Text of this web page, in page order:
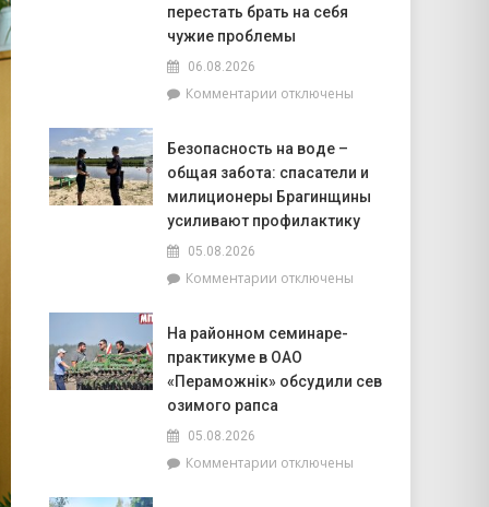
перестать брать на себя
чужие проблемы
06.08.2026
Комментариик
на
6
августа:
Овнам
сходить
на
Ракам
нужно
перестать
себя
отключены
Безопасность на воде –
общая забота: спасатели и
милиционеры Брагинщины
усиливают профилактику
05.08.2026
Комментариик
на
воде
–
общая
и
отключены
На районном семинаре-
практикуме в ОАО
«Пераможнік» обсудили сев
озимого рапса
05.08.2026
Комментариикотключены